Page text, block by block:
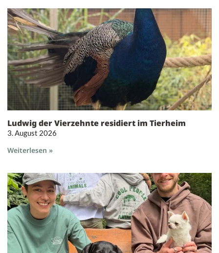
Ludwig der Vierzehnte residiert im Tierheim
3. August 2026
Weiterlesen »